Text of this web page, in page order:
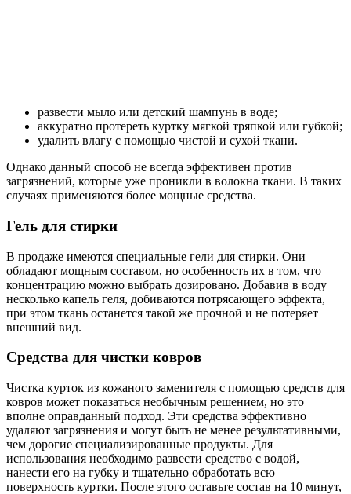
развести мыло или детский шампунь в воде;
аккуратно протереть куртку мягкой тряпкой или губкой;
удалить влагу с помощью чистой и сухой ткани.
Однако данный способ не всегда эффективен против
загрязнений, которые уже проникли в волокна ткани. В таких
случаях применяются более мощные средства.
Гель для стирки
В продаже имеются специальные гели для стирки. Они
обладают мощным составом, но особенность их в том, что
концентрацию можно выбрать дозировано. Добавив в воду
несколько капель геля, добиваются потрясающего эффекта,
при этом ткань останется такой же прочной и не потеряет
внешний вид.
Средства для чистки ковров
Чистка курток из кожаного заменителя с помощью средств для
ковров может показаться необычным решением, но это
вполне оправданный подход. Эти средства эффективно
удаляют загрязнения и могут быть не менее результативными,
чем дорогие специализированные продукты. Для
использования необходимо развести средство с водой,
нанести его на губку и тщательно обработать всю
поверхность куртки. После этого оставьте состав на 10 минут,